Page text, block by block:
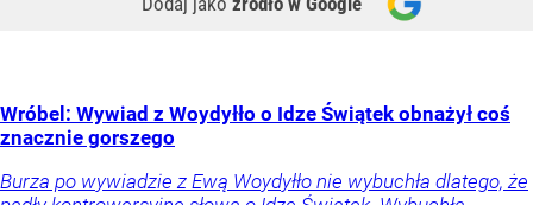
Wróbel: Wywiad z Woydyłło o Idze Świątek obnażył coś
znacznie gorszego
Burza po wywiadzie z Ewą Woydyłło nie wybuchła dlatego, że